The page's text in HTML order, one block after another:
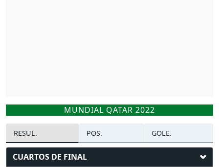
MUNDIAL QATAR 2022
RESUL. POS. GOLE.
CUARTOS DE FINAL